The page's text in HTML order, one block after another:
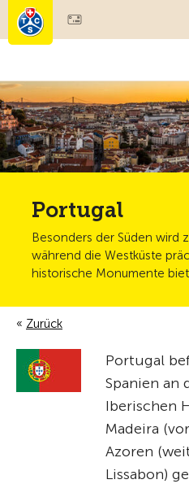
Mitgliedschaft & Leistungen
Test, Sicherheit & Gesundheit
Portugal
Besonders der Süden wird
während die Westküste
historische Monumente
Zurück
Portugal
Spanien an
Iberischen
Madeira
Azoren
Lissabon)